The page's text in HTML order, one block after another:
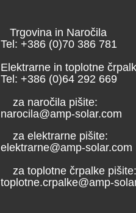
Trgovina in Naročila
Tel: +386 (0)70 386 781
Elektrarne in toplotne
Tel: +386 (0)64 292 669
za naročila pišite:
narocila@amp-solar.com
za elektrarne pišite:
elektrarne@amp-solar.com
za toplotne črpalke pišite:
toplotne.crpalke@amp-